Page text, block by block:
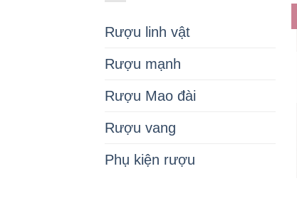
Rượu linh vật
Rượu mạnh
Rượu Mao đài
Rượu vang
Phụ kiện rượu